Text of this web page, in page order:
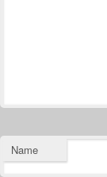
Name